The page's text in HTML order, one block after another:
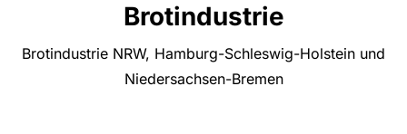
Brotindustrie
Brotindustrie NRW, Hamburg-Schleswig-Holstein und
Niedersachsen-Bremen